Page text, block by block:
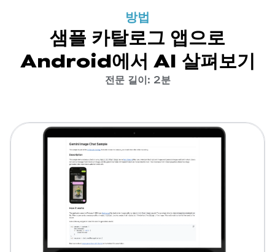
방법
샘플 카탈로그 앱으로
Android에서 AI 살펴보기
전문 길이: 2분